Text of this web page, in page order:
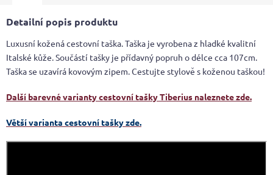
Detailní popis produktu
Luxusní kožená cestovní taška. Taška je vyrobena z hladké kvalitní
Italské kůže. Součástí tašky je přídavný popruh o délce cca 107cm.
Taška se uzavírá kovovým zipem. Cestujte stylově s koženou taškou!
Další barevné varianty cestovní tašky Tiberius naleznete zde.
Větší varianta cestovní tašky zde.